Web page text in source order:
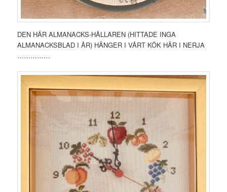
DEN HÄR ALMANACKS-HÅLLAREN (HITTADE INGA
ALMANACKSBLAD I ÅR) HÄNGER I VÅRT KÖK HÄR I NERJA
……………